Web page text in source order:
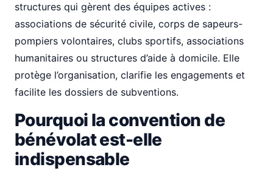
structures qui gèrent des équipes actives :
associations de sécurité civile, corps de sapeurs-
pompiers volontaires, clubs sportifs, associations
humanitaires ou structures d’aide à domicile. Elle
protège l’organisation, clarifie les engagements et
facilite les dossiers de subventions.
Pourquoi la convention de
bénévolat est-elle
indispensable